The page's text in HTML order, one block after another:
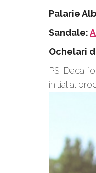
Palarie
Sandale:
Ochelari
PS: Daca
initial al